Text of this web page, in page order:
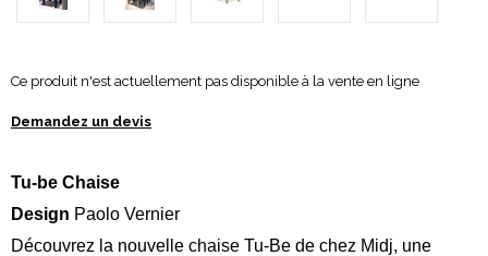
Ce produit n'est actuellement pas disponible à la vente en ligne
Demandez un devis
Tu-be Chaise
Design Paolo Vernier
Découvrez la nouvelle chaise Tu-Be de chez Midj, une